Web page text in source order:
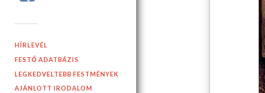
HÍRLEVÉL
FESTŐ ADATBÁZIS
LEGKEDVELTEBB FESTMÉNYEK
AJÁNLOTT IRODALOM